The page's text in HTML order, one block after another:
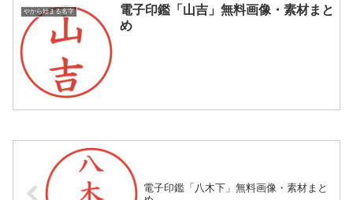
やから始まる名字
電子印鑑「山吉」無料画像・素材まと
め
電子印鑑「八木下」無料画像・素材まと